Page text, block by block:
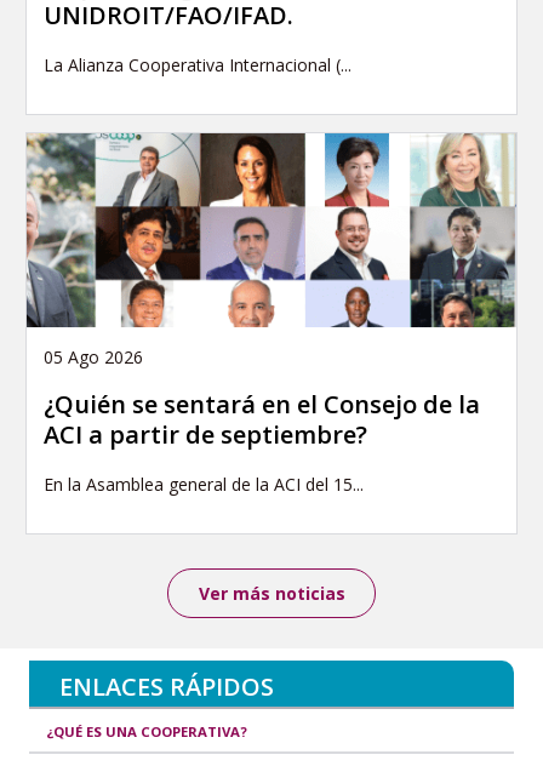
UNIDROIT/FAO/IFAD.
La Alianza Cooperativa Internacional (...
05 Ago 2026
¿Quién se sentará en el Consejo de la
ACI a partir de septiembre?
En la Asamblea general de la ACI del 15...
Ver más noticias
ENLACES RÁPIDOS
¿QUÉ ES UNA COOPERATIVA?